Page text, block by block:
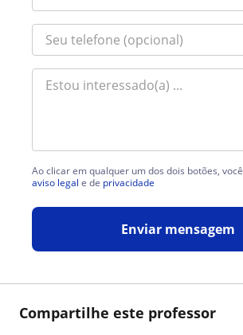
Compartilhe este professor
Ao clicar em qualquer um dos dois botões,
aviso legal e de privacidade
Enviar mensagem